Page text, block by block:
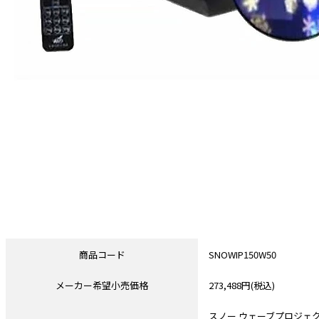
商品コード SNOWIP150W50
メーカー希望小売価格 273,488円(税込)
スノー ウェーブプロジェ